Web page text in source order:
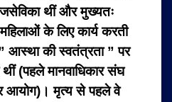
थीं और मुख्यतः
के लिए कार्य करती
आस्था की स्वतंत्रता ” पर
(पहले मानवाधिकार संघ
आयोग)। मृत्य से पहले वे